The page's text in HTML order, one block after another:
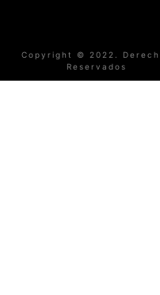
Copyright © 2022.
Reservados